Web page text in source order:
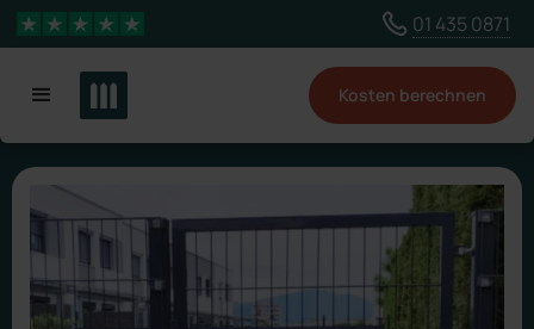
Wähle ein anderes Land, um Inhalte für deinen
Standort zu sehen
Land ändern
4,3 Sterne 01 435 0871
Kosten berechnen